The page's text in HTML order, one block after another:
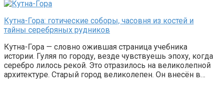
Кутна-Гора: готические соборы, часовня из костей и
тайны серебряных рудников
Кутна-Гора — словно ожившая страница учебника
истории. Гуляя по городу, везде чувствуешь эпоху, когда
серебро лилось рекой. Это отразилось на великолепной
архитектуре. Старый город великолепен. Он внесён в…